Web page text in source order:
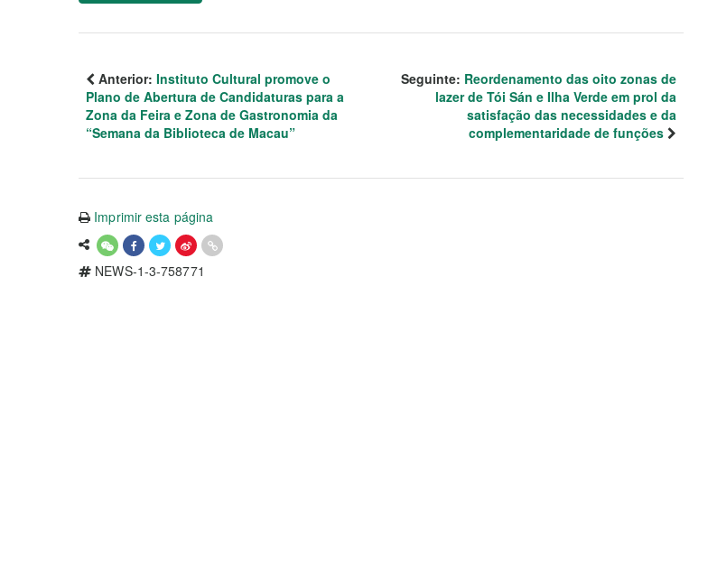
Anterior: Instituto Cultural promove o
Plano de Abertura de Candidaturas para a
Zona da Feira e Zona de Gastronomia da
“Semana da Biblioteca de Macau”
Seguinte: Reordenamento das oito zonas de
lazer de Tói Sán e Ilha Verde em prol da
satisfação das necessidades e da
complementaridade de funções
Imprimir esta página
NEWS-1-3-758771